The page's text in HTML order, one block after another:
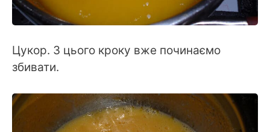
Цукор. З цього кроку вже починаємо
збивати.